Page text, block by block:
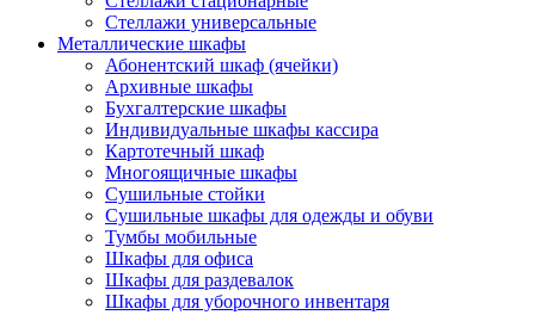
Стеллажи универсальные
Металлические шкафы
Абонентский шкаф (ячейки)
Архивные шкафы
Бухгалтерские шкафы
Индивидуальные шкафы кассира
Картотечный шкаф
Многоящичные шкафы
Сушильные стойки
Сушильные шкафы для одежды и обуви
Тумбы мобильные
Шкафы для офиса
Шкафы для раздевалок
Шкафы для уборочного инвентаря